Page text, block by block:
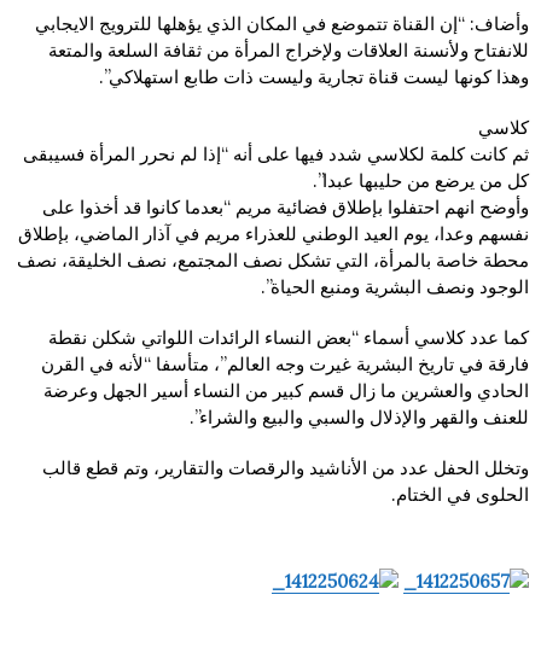
وأضاف: “إن القناة تتموضع في المكان الذي يؤهلها للترويج الايجابي
للانفتاح ولأنسنة العلاقات ولإخراج المرأة من ثقافة السلعة والمتعة
وهذا كونها ليست قناة تجارية وليست ذات طابع استهلاكي”.
كلاسي
ثم كانت كلمة لكلاسي شدد فيها على أنه “إذا لم نحرر المرأة فسيبقى
كل من يرضع من حليبها عبدا”.
وأوضح انهم احتفلوا بإطلاق فضائية مريم “بعدما كانوا قد أخذوا على
نفسهم وعدا، يوم العيد الوطني للعذراء مريم في آذار الماضي، بإطلاق
محطة خاصة بالمرأة، التي تشكل نصف المجتمع، نصف الخليقة، نصف
الوجود ونصف البشرية ومنبع الحياة”.
كما عدد كلاسي أسماء “بعض النساء الرائدات اللواتي شكلن نقطة
فارقة في تاريخ البشرية غيرت وجه العالم”، متأسفا “لأنه في القرن
الحادي والعشرين ما زال قسم كبير من النساء أسير الجهل وعرضة
للعنف والقهر والإذلال والسبي والبيع والشراء”.
وتخلل الحفل عدد من الأناشيد والرقصات والتقارير، وتم قطع قالب
الحلوى في الختام.